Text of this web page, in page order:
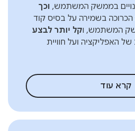
בממשק המשתמש, וכך
הכרוכה בשמירה על בסיס קוד
המשתמש, וקל יותר לבצע
של האפליקציה ועל חוויית
קרא עוד